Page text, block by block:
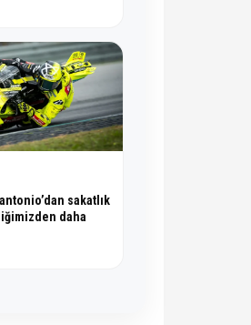
sakatlık
daha